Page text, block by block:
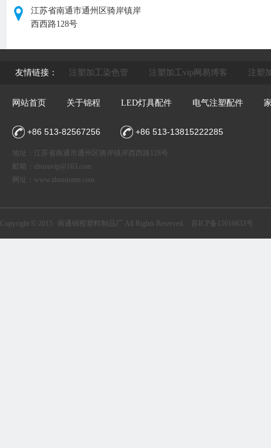
江苏省南通市通州区骑岸镇岸
西西路128号
友情链接： 注塑加工染色管 注塑加工vip网易博客 注塑
网站首页 关于锦程 LED灯具配件 电气注塑配件
+86 513-82567256 +86 513-13815222285
地址：江苏省南通市通州区骑岸镇岸西西路128号
邮箱： zhusuvip@163.com
网址： www.zhusuoem.com
Copyright © 2015 南通锦程塑料制品厂 All Rights Reserved. 苏ICP备15016633号